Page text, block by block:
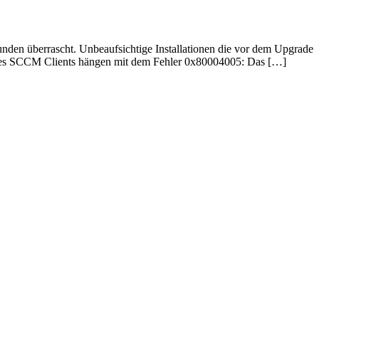
überrascht. Unbeaufsichtige Installationen die vor dem Upgrade
SCCM Clients hängen mit dem Fehler 0x80004005: Das […]